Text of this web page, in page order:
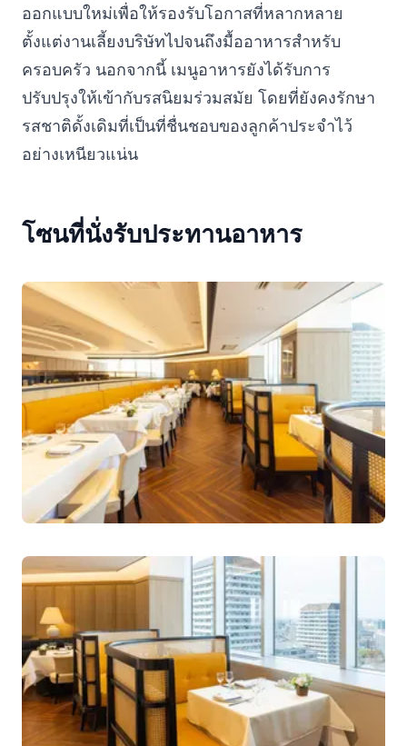
ออกแบบใหม่เพื่อให้รองรับโอกาสที่หลากหลาย
ตั้งแต่งานเลี้ยงบริษัทไปจนถึงมื้ออาหารสำหรับ
ครอบครัว นอกจากนี้ เมนูอาหารยังได้รับการ
ปรับปรุงให้เข้ากับรสนิยมร่วมสมัย โดยที่ยังคงรักษา
รสชาติดั้งเดิมที่เป็นที่ชื่นชอบของลูกค้าประจำไว้
อย่างเหนียวแน่น
โซนที่นั่งรับประทานอาหาร